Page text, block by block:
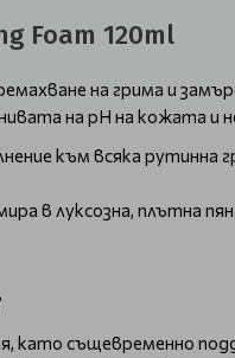
Foam 120ml
на грима и
на рН на кожата и
към всяка рутинна
луксозна, плътна
като същевременно